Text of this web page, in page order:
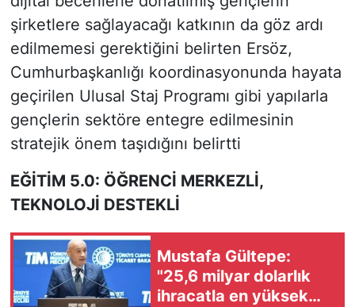
şirketlere sağlayacağı katkının da göz ardı
edilmemesi gerektiğini belirten Ersöz,
Cumhurbaşkanlığı koordinasyonunda hayata
geçirilen Ulusal Staj Programı gibi yapılarla
gençlerin sektöre entegre edilmesinin
stratejik önem taşıdığını belirtti
EĞİTİM 5.0: ÖĞRENCİ MERKEZLİ,
TEKNOLOJİ DESTEKLİ
Mustafa Gültepe:
"25,6 milyar dolarlık
ihracatla en yüksek